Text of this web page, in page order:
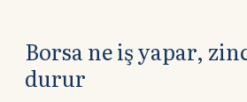
Borsa ne iş yapar,
durur